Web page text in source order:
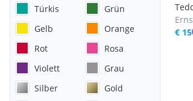
Türkis
Grün
Gelb
Orange
Rot
Rosa
Violett
Grau
Silber
Gold
€ 15